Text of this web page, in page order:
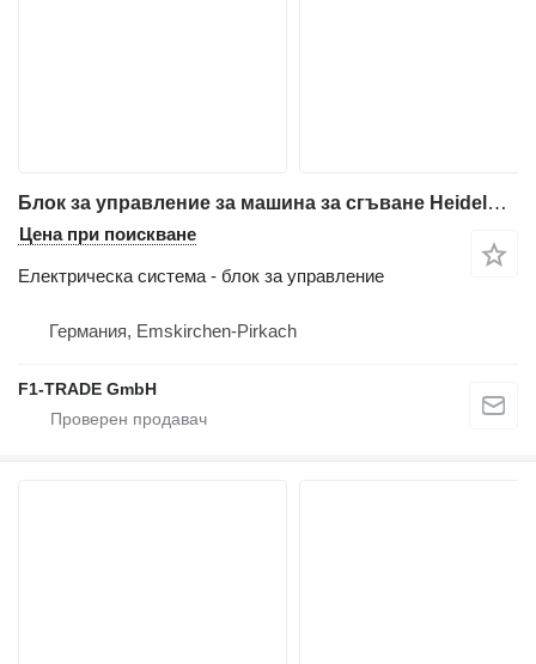
Блок за управление за машина за сгъване Heidelberg TH-TD-TH
Цена при поискване
Електрическа система - блок за управление
Германия, Emskirchen-Pirkach
F1-TRADE GmbH